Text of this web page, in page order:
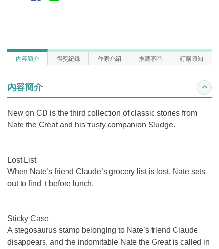
內容簡介 得獎紀錄 作家介紹 推薦專區 訂購須知
內容簡介 收合
New on CD is the third collection of classic stories from
Nate the Great and his trusty companion Sludge.
Lost List
When Nate’s friend Claude’s grocery list is lost, Nate sets
out to find it before lunch.
Sticky Case
A stegosaurus stamp belonging to Nate’s friend Claude
disappears, and the indomitable Nate the Great is called in